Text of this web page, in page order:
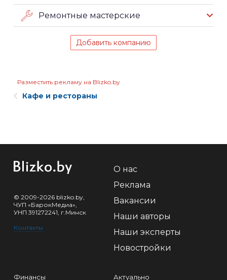
Ремонтные мастерские
Добавить компанию
Разместить рекламу на Blizko.by
Кафе и рестораны
© 2009-2026 blizko.by,
ЧУП «БарокМедиа»,
УНП 391272241, г.Минск
Контакты
О нас
Реклама
Вакансии
Наши авторы
Наши эксперты
Новостройки
Финансы Актуально